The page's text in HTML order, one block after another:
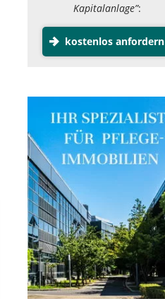
Kapitalanlage”:
kostenlos anfordern